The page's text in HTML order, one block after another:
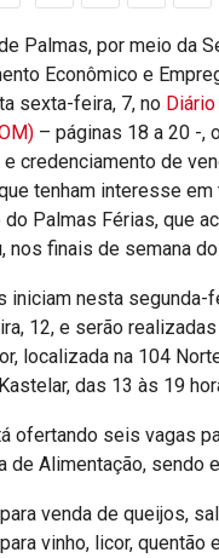
Palmas, por meio da
Econômico e
sexta-feira, 7, no
– páginas 18 a 20 -,
credenciamento de
tenham interesse em
do Palmas Férias, que
nos finais de semana
iniciam nesta segunda-
12, e serão
localizada na 104
das 13 às 19
ofertando seis vagas
de Alimentação, sendo
venda de queijos,
vinho, licor, quentão